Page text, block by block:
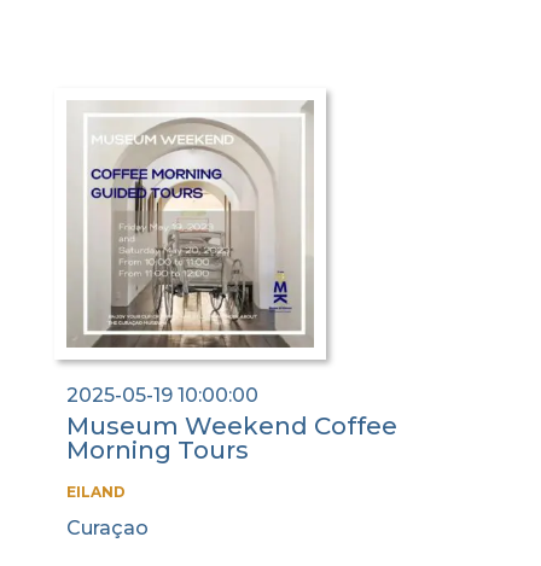
2025-05-19 10:00:00
Museum Weekend Coffee
Morning Tours
EILAND
Curaçao